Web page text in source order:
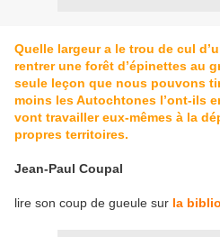
Quelle largeur a le trou de cul
rentrer une forêt d’épinettes au
seule leçon que nous pouvons
moins les Autochtones l’ont-ils
vont travailler eux-mêmes à la
propres territoires.
Jean-Paul Coupal
lire son coup de gueule sur la